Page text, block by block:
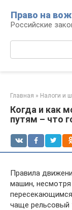
контенту
Право на
Российские
Главная » Налоги и
Когда и как
путям – что
Правила
машин,
чаще рельсовый